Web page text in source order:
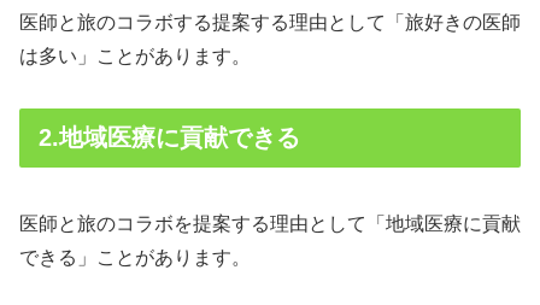
医師と旅のコラボする提案する理由として「旅好きの医師
は多い」ことがあります。
2.地域医療に貢献できる
医師と旅のコラボを提案する理由として「地域医療に貢献
できる」ことがあります。